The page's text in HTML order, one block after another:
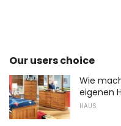
Our users choice
Wie
eigenen
HAUS